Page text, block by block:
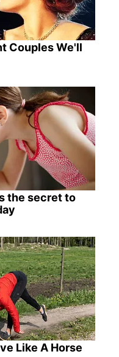
Couples We'll
the secret to
Like A Horse